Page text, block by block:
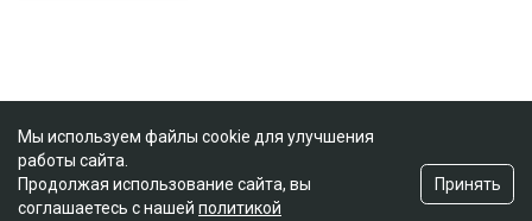
Мы используем файлы cookie для улучшения
работы сайта.
Продолжая использование сайта, вы
соглашаетесь с нашей политикой
Принять